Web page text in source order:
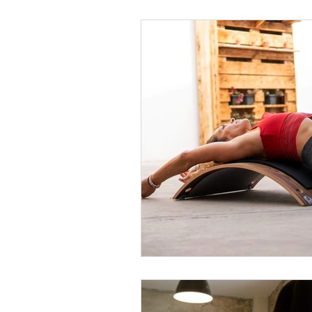
Balance and Coordination
Salud Health Fitness Wellness
Sport Specific Preparations
Science